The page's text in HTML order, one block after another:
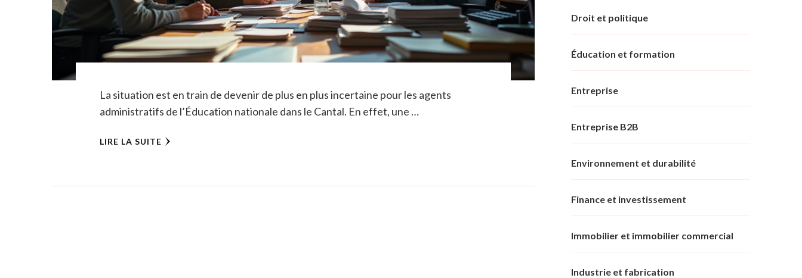
La situation est en train de devenir de plus en plus incertaine pour les agents
administratifs de l’Éducation nationale dans le Cantal. En effet, une …
LIRE LA SUITE
Droit et politique
Éducation et formation
Entreprise
Entreprise B2B
Environnement et durabilité
Finance et investissement
Immobilier et immobilier commercial
Industrie et fabrication